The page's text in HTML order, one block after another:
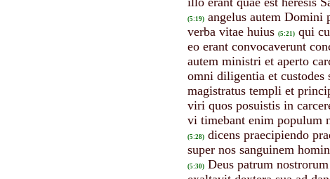
(5:19) angelus autem Domini
verba vitae huius (5:21) qui
eo erant convocaverunt
autem ministri et aperto
omni diligentia et custodes
magistratus templi et
viri quos posuistis in
vi timebant enim populum
(5:28) dicens praecipiendo
super nos sanguinem
(5:30) Deus patrum